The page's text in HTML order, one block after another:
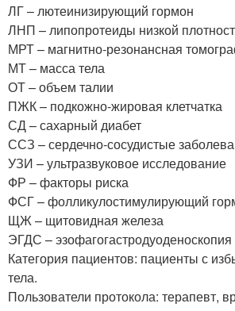
ЛГ – лютеинизирующий гормон
ЛНП – липопротеиды низкой
МРТ – магнитно-резонансная
МТ – масса тела
ОТ – объем талии
ПЖК – подкожно-жировая клетчатка
СД – сахарный диабет
ССЗ – сердечно-сосудистые
УЗИ – ультразвуковое исследование
ФР – факторы риска
ФСГ – фолликулостимулирующий
ЩЖ – щитовидная железа
ЭГДС – эзофагогастродуоденоскопия
Категория пациентов: пациенты с
тела.
Пользователи протокола: терапевт,